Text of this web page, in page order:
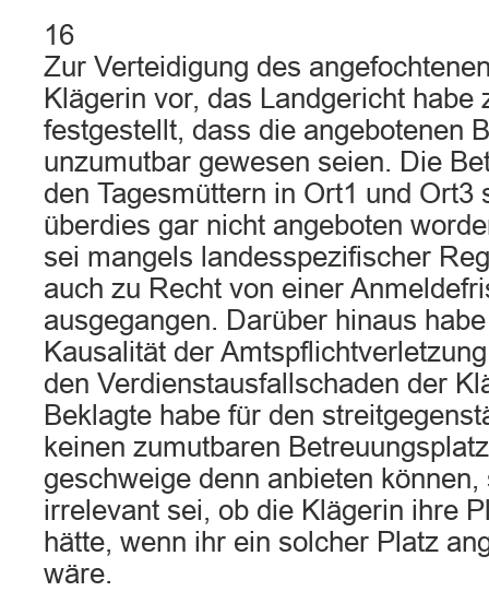
16
Zur Verteidigung des
Klägerin vor, das Landgericht habe
festgestellt, dass die angebotenen
unzumutbar gewesen seien. Die
den Tagesmüttern in Ort1 und Ort3
überdies gar nicht angeboten
sei mangels landesspezifischer
auch zu Recht von einer
ausgegangen. Darüber hinaus
Kausalität der
den Verdienstausfallschaden der
Beklagte habe für den
keinen zumutbaren
geschweige denn anbieten können,
irrelevant sei, ob die Klägerin ihre
hätte, wenn ihr ein solcher Platz
wäre.